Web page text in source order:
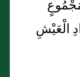
الْعَيْشِ